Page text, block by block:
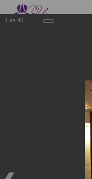
законодательстве:
налоговое
налоговом
1 из 40